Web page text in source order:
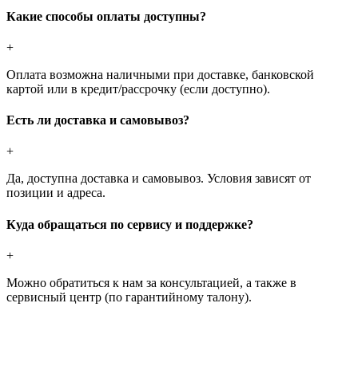
Какие способы оплаты доступны?
+
Оплата возможна наличными при доставке, банковской
картой или в кредит/рассрочку (если доступно).
Есть ли доставка и самовывоз?
+
Да, доступна доставка и самовывоз. Условия зависят от
позиции и адреса.
Куда обращаться по сервису и поддержке?
+
Можно обратиться к нам за консультацией, а также в
сервисный центр (по гарантийному талону).